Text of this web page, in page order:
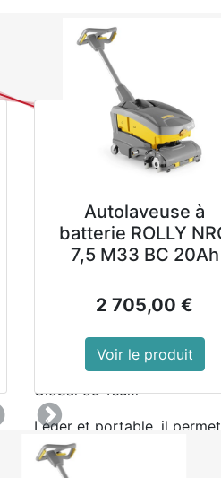
Tous les produits
Aiguiseur pour
Combine un réservoir
grain pour donner
Recommandé pour une
couteaux à lame étroite.
Utilise de l'eau pour
les rayures sur la lame
Conception ergonomique
Recommandé pour les
Global ou Tsuki
Léger et portable, il
Très facile à utiliser -
Autolaveuse à
batterie ROLLY
7,5 M33 BC 20Ah
2 705,00 €
Voir le produit
Suivant